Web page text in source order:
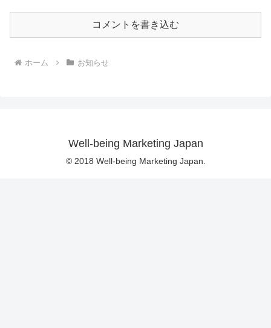
コメントを書き込む
ホーム お知らせ
Well-being Marketing Japan
© 2018 Well-being Marketing Japan.